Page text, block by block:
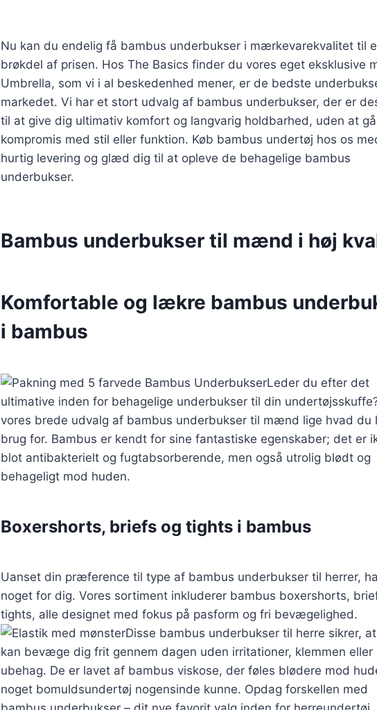
Nu kan du endelig få bambus underbukser i mærkevarekvalitet til
brøkdel af prisen. Hos The Basics finder du vores eget eksklusive
Umbrella, som vi i al beskedenhed mener, er de bedste
markedet. Vi har et stort udvalg af bambus underbukser, der er
til at give dig ultimativ komfort og langvarig holdbarhed, uden at
kompromis med stil eller funktion. Køb bambus undertøj hos os
hurtig levering og glæd dig til at opleve de behagelige bambus
underbukser.
Bambus underbukser til mænd i høj
Komfortable og lækre bambus
i bambus
Leder du efter det
ultimative inden for behagelige underbukser til din
vores brede udvalg af bambus underbukser til mænd lige hvad du
brug for. Bambus er kendt for sine fantastiske egenskaber; det er
blot antibakterielt og fugtabsorberende, men også utrolig blødt og
behageligt mod huden.
Boxershorts, briefs og tights i bambus
Uanset din præference til type af bambus underbukser til herrer,
noget for dig. Vores sortiment inkluderer bambus boxershorts,
tights, alle designet med fokus på pasform og fri bevægelighed.
Disse bambus underbukser til herre sikrer,
kan bevæge dig frit gennem dagen uden irritationer, klemmen eller
ubehag. De er lavet af bambus viskose, der føles blødere mod
noget bomuldsundertøj nogensinde kunne. Opdag forskellen med